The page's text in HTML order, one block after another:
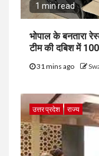
1 min read
भोपाल के बनतारा
टीम की दबिश में
31 mins ago
उत्तर प्रदेश राज्य